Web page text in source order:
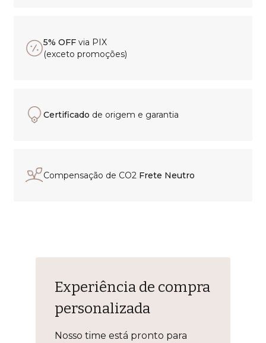
5% OFF via PIX
(exceto promoções)
Certificado de origem e garantia
Compensação de CO2 Frete Neutro
Experiência de compra
personalizada
Nosso time está pronto para